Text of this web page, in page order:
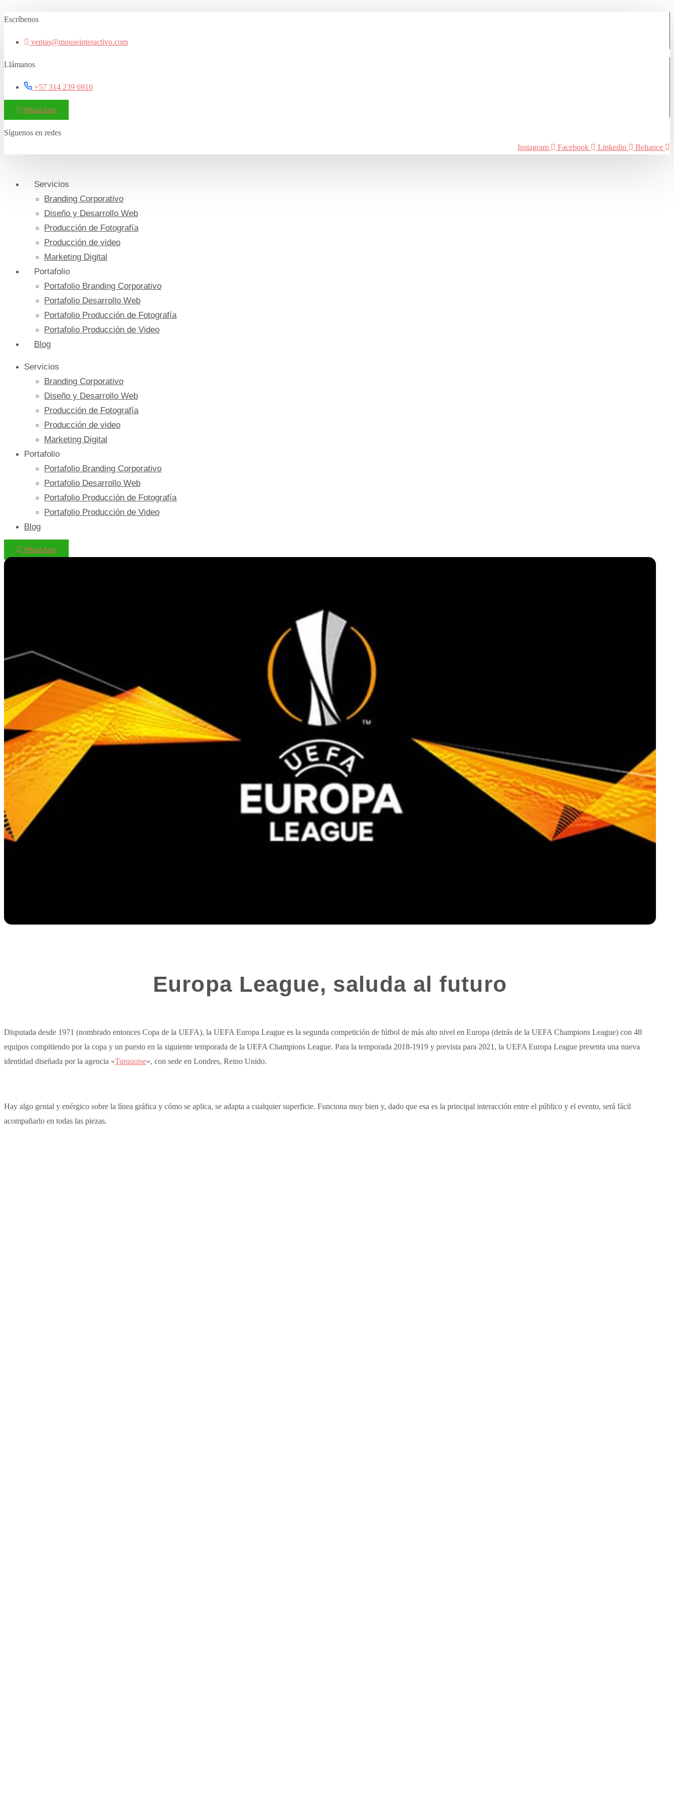
contenido
Escríbenos
ventas@mouseinteractivo.com
Llámanos
+57 314 239 6916
WhatsApp
Síguenos en redes
Instagram
Facebook Linkedin Behance
Servicios
Branding Corporativo
Diseño y Desarrollo Web
Producción de Fotografía
Producción de video
Marketing Digital
Portafolio
Portafolio Branding Corporativo
Portafolio Desarrollo Web
Portafolio Producción de Fotografía
Portafolio Producción de Video
Blog
Servicios
Branding Corporativo
Diseño y Desarrollo Web
Producción de Fotografía
Producción de video
Marketing Digital
Portafolio
Portafolio Branding Corporativo
Portafolio Desarrollo Web
Portafolio Producción de Fotografía
Portafolio Producción de Video
Blog
WhatsApp
Europa League, saluda al futuro
Disputada desde 1971 (nombrado entonces Copa de la UEFA), la UEFA Europa League es la segunda competición de fútbol de más alto nivel en Europa (detrás de la UEFA Champions League) con 48
equipos compitiendo por la copa y un puesto en la siguiente temporada de la UEFA Champions League. Para la temporada 2018-1919 y prevista para 2021, la UEFA Europa League presenta una nueva
identidad diseñada por la agencia «Turquoise«, con sede en Londres, Reino Unido.
Hay algo genial y enérgico sobre la línea gráfica y cómo se aplica, se adapta a cualquier superficie. Funciona muy bien y, dado que esa es la principal interacción entre el público y el evento, será fácil
acompañarlo en todas las piezas.